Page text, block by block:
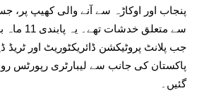
پنجاب اور اوکاڑہ سے آنے والی کھیپ
سے متعلق
جب پلانٹ پروٹیکشن ڈائریکٹوریٹ اور ٹریڈ
پاکستان کی جانب سے لیبارٹری رپورٹس
گئیں۔